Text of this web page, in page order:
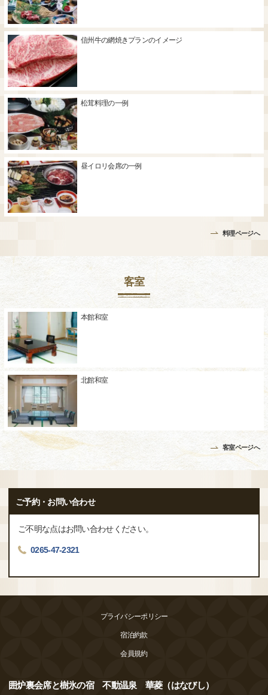
信州牛の網焼きプランのイメージ
松茸料理の一例
昼イロリ会席の一例
料理ページへ
客室
本館和室
北館和室
客室ページへ
ご予約・お問い合わせ
ご不明な点はお問い合わせください。
0265-47-2321
プライバシーポリシー
宿泊約款
会員規約
囲炉裏会席と樹氷の宿 不動温泉 華菱（はなびし）